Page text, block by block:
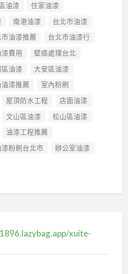
油漆
住家油漆
南港油漆
台北市油漆
市油漆推薦
台北市油漆行
費用
壁癌處理台北
區油漆
大安區油漆
油漆推薦
室內粉刷
屋頂防水工程
店面油漆
文山區油漆
松山區油漆
油漆工程推薦
漆粉刷台北市
辦公室油漆
xuite-